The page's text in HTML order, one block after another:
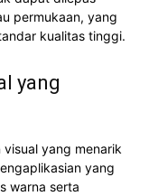
permukaan, yang
kualitas tinggi.
yang
yang menarik
yang
warna serta